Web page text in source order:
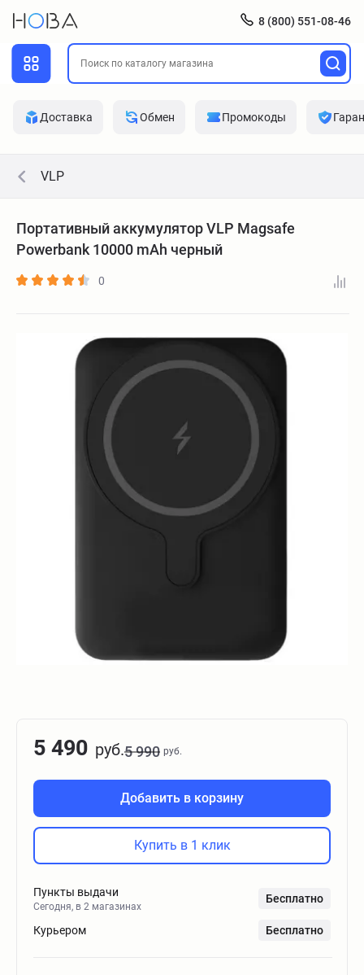
8 (800) 551-08-46
Доставка Обмен Промокоды
VLP
Портативный аккумулятор VLP Magsafe
Powerbank 10000 mAh черный
0
5 490 руб.5 990 руб.
Добавить в корзину
Купить в 1 клик
Пункты выдачи
Сегодня, в 2 магазинах
Бесплатно
Курьером Бесплатно